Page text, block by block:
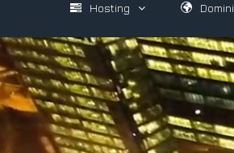
Hosting Domini